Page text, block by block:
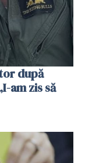
după
am zis să